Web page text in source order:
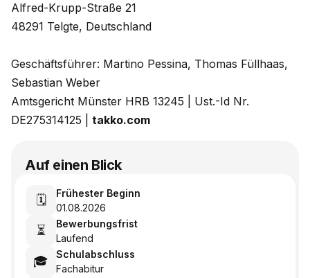
Alfred-Krupp-Straße 21
48291 Telgte, Deutschland
Geschäftsführer: Martino Pessina, Thomas Füllhaas,
Sebastian Weber
Amtsgericht Münster HRB 13245 | Ust.-Id Nr.
DE275314125 | takko.com
Auf einen Blick
🗓️
Frühester Beginn
01.08.2026
⏳
Bewerbungsfrist
Laufend
🎓
Schulabschluss
Fachabitur